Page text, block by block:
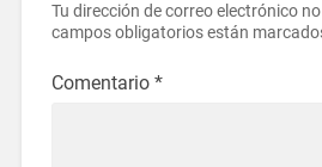
Tu dirección de correo electrónico
campos obligatorios están
Comentario *